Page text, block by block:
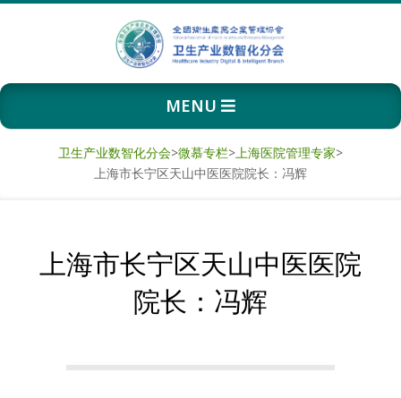
卫
生
产
数
Primary
Navigation
MENU
卫生产业数智化分会>微慕专栏>上海医院管理专家>
上海市长宁区天山中医医院院长：冯辉
上海市长宁区天山中医医院
院长：冯辉